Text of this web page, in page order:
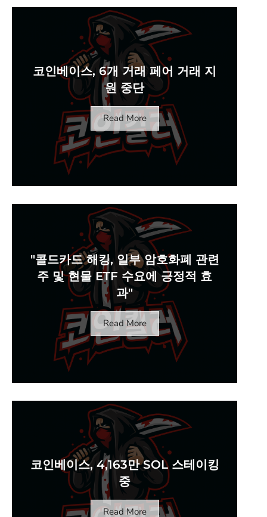
코인베이스, 6개 거래 페어 거래 지
원 중단
Read More
"콜드카드 해킹, 일부 암호화폐 관련
주 및 현물 ETF 수요에 긍정적 효
과"
Read More
코인베이스, 4,163만 SOL 스테이킹
중
Read More